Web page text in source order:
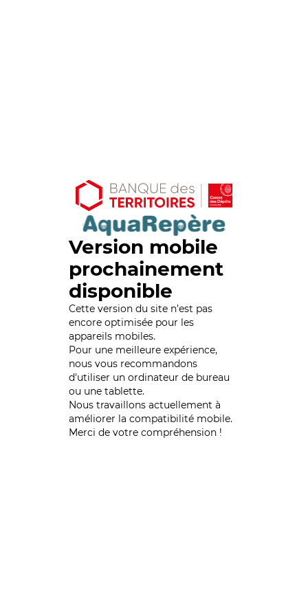
Version mobile
prochainement
disponible
Cette version du site n’est pas
encore optimisée pour les
appareils mobiles.
Pour une meilleure expérience,
nous vous recommandons
d'utiliser un ordinateur de bureau
ou une tablette.
Nous travaillons actuellement à
améliorer la compatibilité mobile.
Merci de votre compréhension !